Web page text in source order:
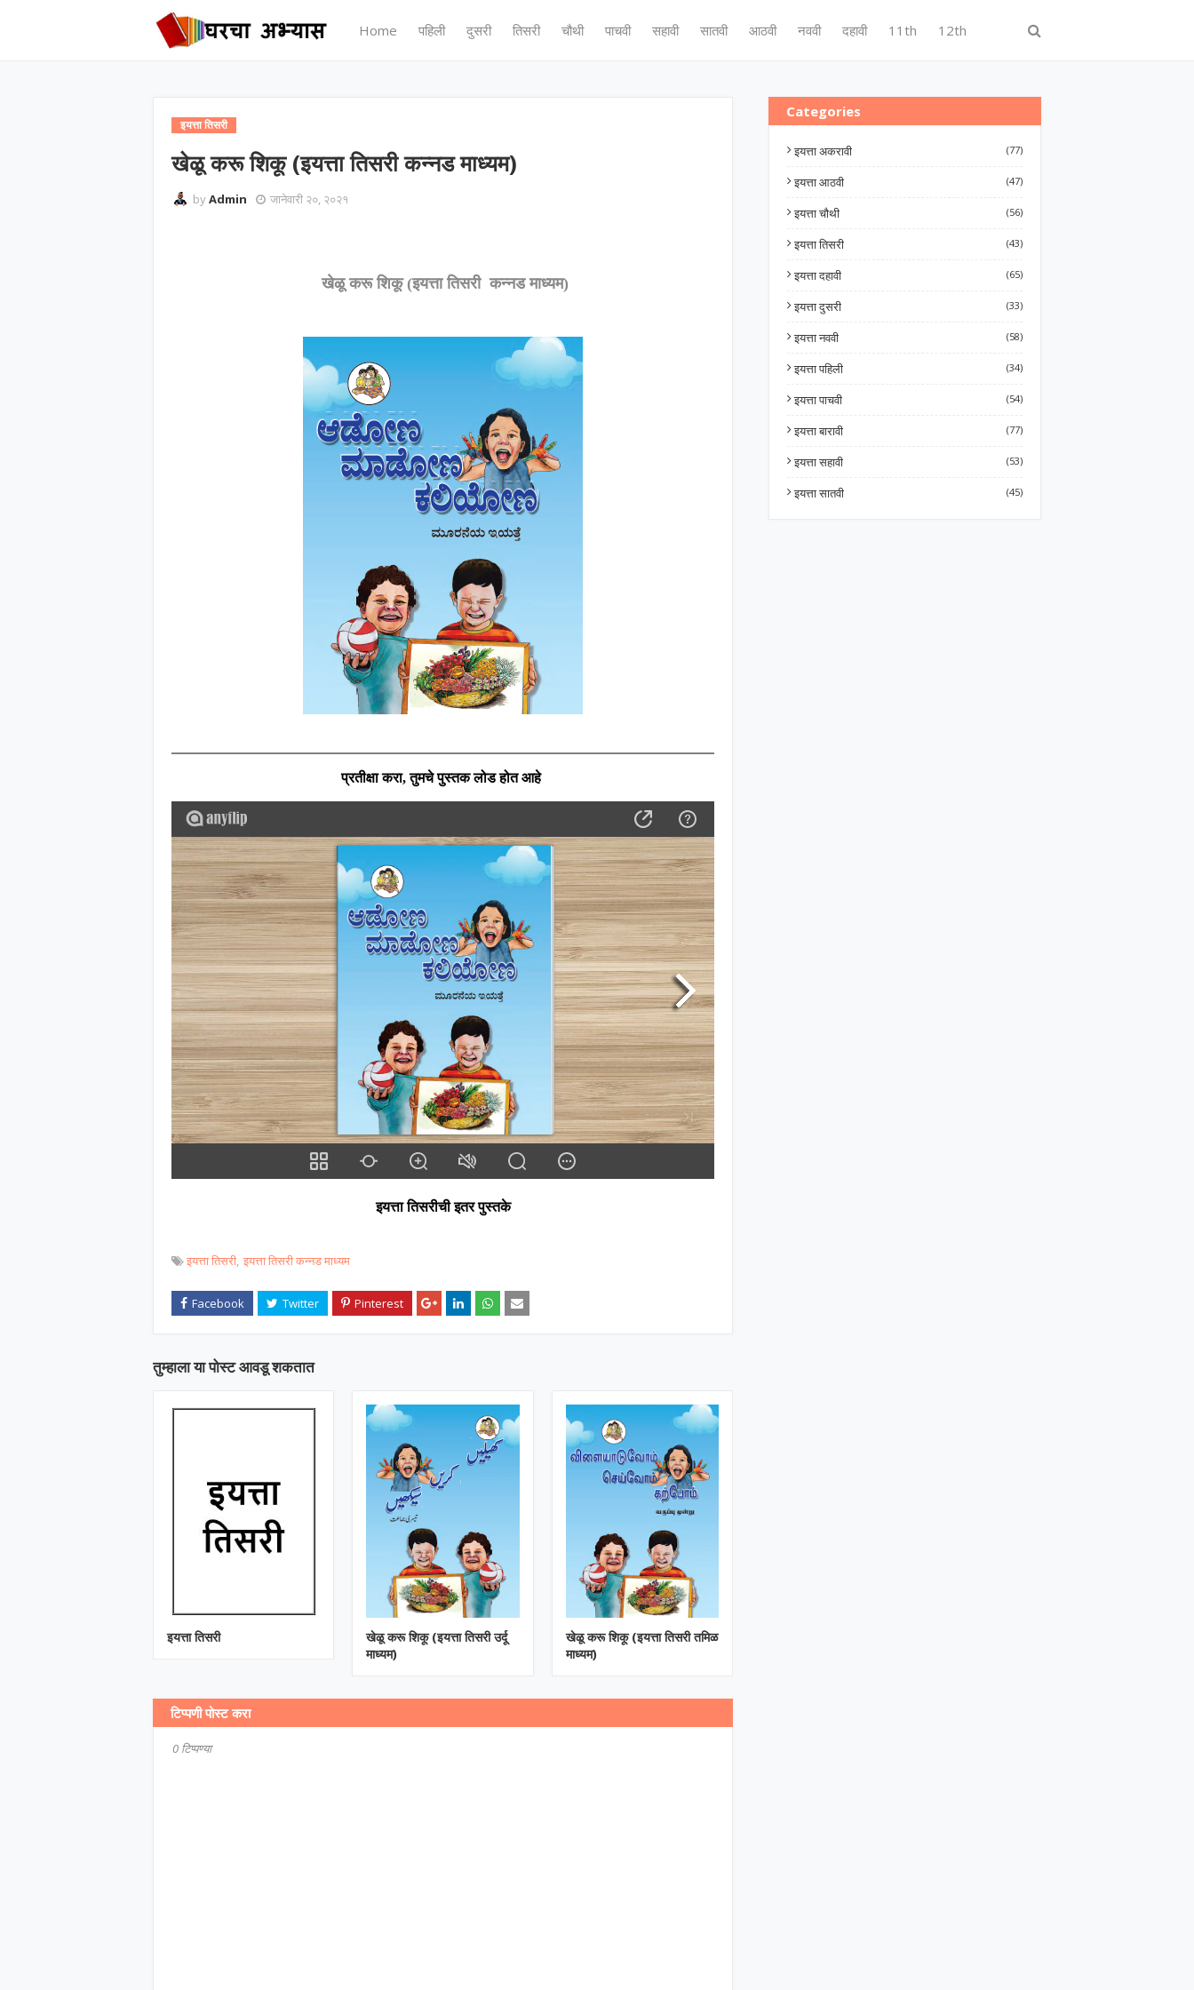
Home पहिली दुसरी तिसरी चौथी पाचवी सहावी सातवी आठवी नववी दहावी 11th 12th
इयत्ता तिसरी
खेळू करू शिकू (इयत्ता तिसरी कन्नड माध्यम)
byAdmin जानेवारी २०, २०२१
खेळू करू शिकू (इयत्ता तिसरी कन्नड माध्यम)
प्रतीक्षा करा,तुमचे पुस्तक लोड होत आहे
इयत्ता तिसरीची इतर पुस्तके
इयत्ता तिसरी इयत्ता तिसरी कन्नड माध्यम
तुम्‍हाला या पोस्‍ट आवडू शकतात
इयत्ता तिसरी
खेळू करू शिकू (इयत्ता तिसरी उर्दू
माध्यम)
खेळू करू शिकू (इयत्ता तिसरी तमिळ
माध्यम)
टिप्पणी पोस्ट करा
0 टिप्पण्या
Categories
इयत्ता अकरावी (77)
इयत्ता आठवी (47)
इयत्ता चौथी (56)
इयत्ता तिसरी (43)
इयत्ता दहावी (65)
इयत्ता दुसरी (33)
इयत्ता नववी (58)
इयत्ता पहिली (34)
इयत्ता पाचवी (54)
इयत्ता बारावी (77)
इयत्ता सहावी (53)
इयत्ता सातवी (45)